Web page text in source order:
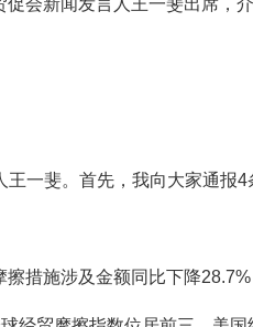
会新闻发言人 王一斐出 席，
一斐。首先，我向大家通报4
措施涉及金额同比下降28.7%